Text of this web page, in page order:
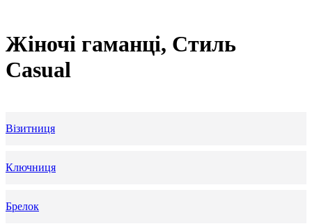
Жіночі гаманці, Стиль
Casual
Візитниця
Ключниця
Брелок